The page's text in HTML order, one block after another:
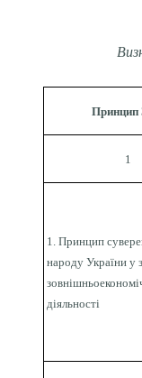
1
1. Принцип
народу України у
діяльності